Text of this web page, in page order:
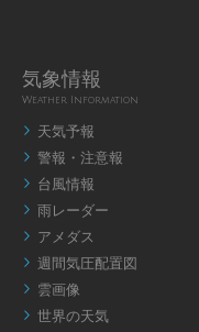
気象情報
Weather Information
 天気予報
 警報・注意報
 台風情報
 雨レーダー
 アメダス
 週間気圧配置図
 雲画像
 世界の天気